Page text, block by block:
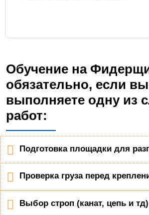
Обучение на
обязательно, если вы
выполняете одну из
работ:
Подготовка площадки для
Проверка груза перед
Выбор строп (канат, цепь и тд)